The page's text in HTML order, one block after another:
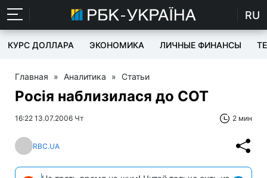
RU
КУРС ДОЛЛАРА ЭКОНОМИКА ЛИЧНЫЕ ФИНАНСЫ
Главная » Аналитика » Статьи
Росія наблизилася до СОТ
16:22 13.07.2006 Чт 2 мин
RBC.UA